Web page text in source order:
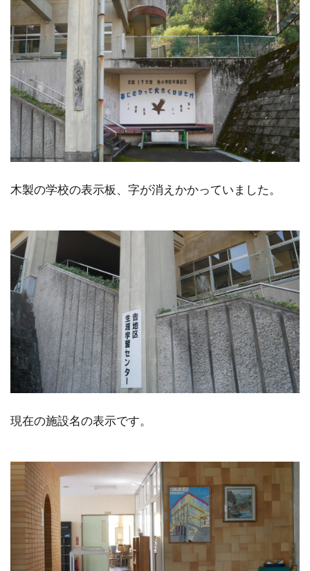
木製の学校の表示板、字が消えかかっていました。
現在の施設名の表示です。